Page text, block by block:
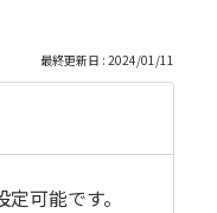
最終更新日 : 2024/01/11
可能です。